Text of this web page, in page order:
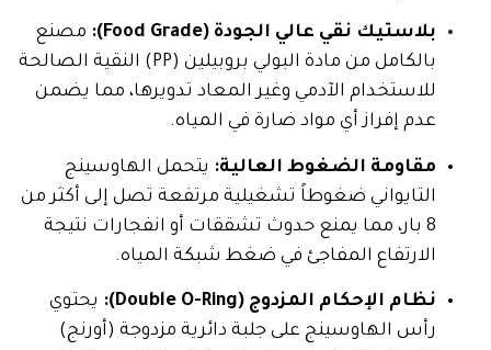
بلاستيك نقي عالي الجودة (Food Grade):
مصنع
بالكامل من مادة البولي بروبيلين (PP) النقية الصالحة
للاستخدام الآدمي وغير المعاد تدويرها، مما يضمن
عدم إفراز أي مواد ضارة في المياه.
مقاومة الضغوط العالية: يتحمل الهاوسينج
التايواني ضغوطاً تشغيلية مرتفعة تصل إلى أكثر من
8 بار، مما يمنع حدوث تشققات أو انفجارات نتيجة
الارتفاع المفاجئ في ضغط شبكة المياه.
نظام الإحكام المزدوج (Double O-Ring):
يحتوي
رأس الهاوسينج على جلبة دائرية مزدوجة (أورنج)